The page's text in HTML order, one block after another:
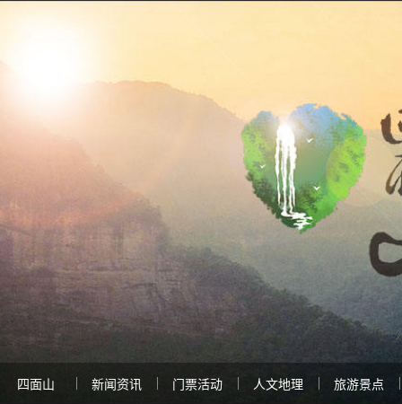
四面山 新闻资讯 门票活动 人文地理 旅游景点